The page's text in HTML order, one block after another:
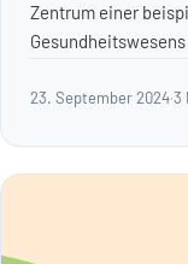
Zentrum einer
23. September 2024·3